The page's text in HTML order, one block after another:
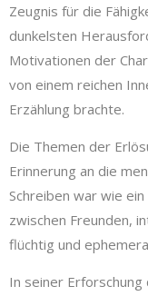
Zeugnis für die
dunkelsten
Motivationen der
von einem reichen
Erzählung brachte.
Die Themen der
Erinnerung an die
Schreiben war wie
zwischen Freunden,
flüchtig und
In seiner